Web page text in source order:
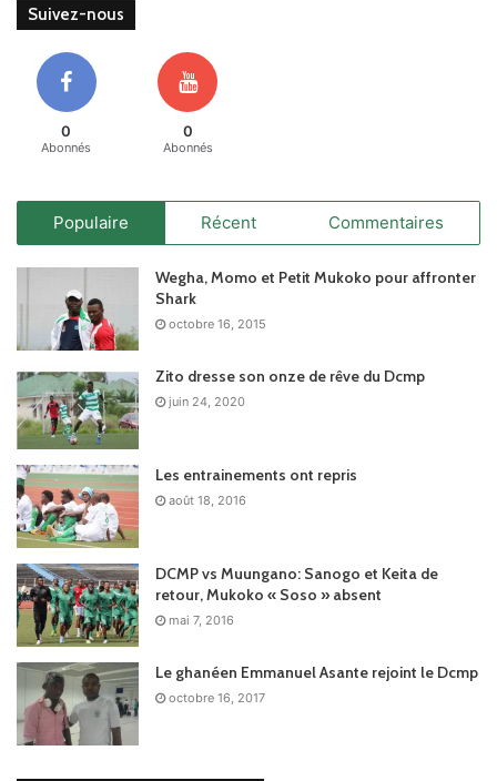
Suivez-nous
0
Abonnés
0
Abonnés
Populaire Récent Commentaires
Wegha, Momo et Petit Mukoko pour affronter
Shark
octobre 16, 2015
Zito dresse son onze de rêve du Dcmp
juin 24, 2020
Les entrainements ont repris
août 18, 2016
DCMP vs Muungano: Sanogo et Keita de
retour, Mukoko « Soso » absent
mai 7, 2016
Le ghanéen Emmanuel Asante rejoint le Dcmp
octobre 16, 2017